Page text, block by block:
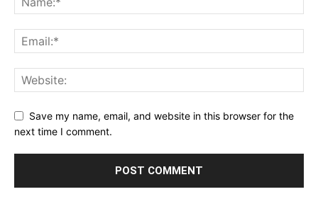
Save my name, email, and website in this browser for the
next time I comment.